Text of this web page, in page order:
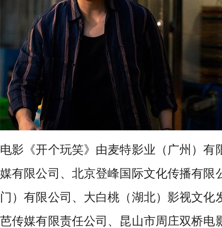
电影《开个玩笑》由麦特影业（广州）有
媒有限公司、北京登峰国际文化传播有限
门）有限公司、大白桃（湖北）影视文化
芭传媒有限责任公司、昆山市周庄双桥电